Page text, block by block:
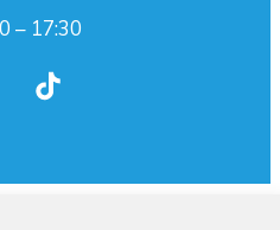
– 17:30